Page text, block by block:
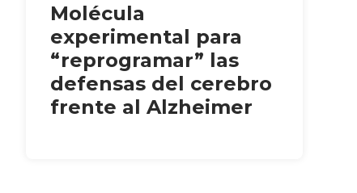
Molécula
experimental para
“reprogramar” las
defensas del cerebro
frente al Alzheimer